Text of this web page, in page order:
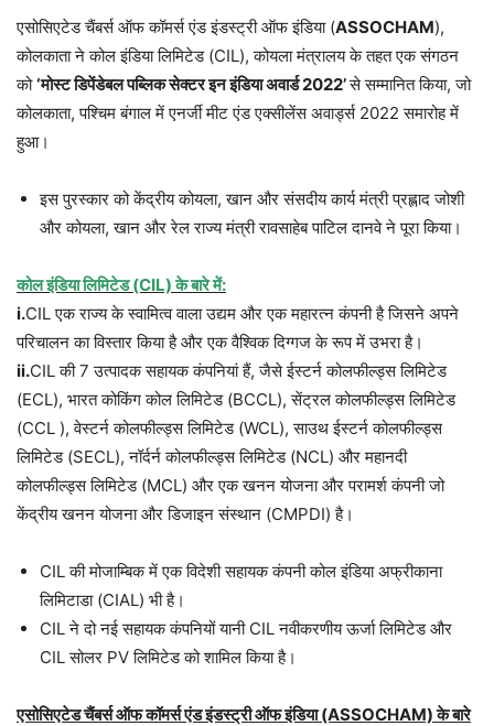
एसोसिएटेड चैंबर्स ऑफ कॉमर्स एंड इंडस्ट्री ऑफ इंडिया (ASSOCHAM),
कोलकाता ने कोल इंडिया लिमिटेड (CIL), कोयला मंत्रालय के तहत एक संगठन
को‘मोस्ट डिपेंडेबल पब्लिक सेक्टर इन इंडिया अवार्ड 2022’से सम्मानित किया, जो
कोलकाता, पश्चिम बंगाल में एनर्जी मीट एंड एक्सीलेंस अवार्ड्स 2022 समारोह में
हुआ।
इस पुरस्कार को केंद्रीय कोयला, खान और संसदीय कार्य मंत्री प्रह्लाद जोशी
और कोयला, खान और रेल राज्य मंत्री रावसाहेब पाटिल दानवे ने पूरा किया।
कोल इंडिया लिमिटेड (CIL) के बारे में:
i.CIL एक राज्य के स्वामित्व वाला उद्यम और एक महारत्न कंपनी है जिसने अपने
परिचालन का विस्तार किया है और एक वैश्विक दिग्गज के रूप में उभरा है।
ii.CIL की 7 उत्पादक सहायक कंपनियां हैं, जैसे ईस्टर्न कोलफील्ड्स लिमिटेड
(ECL), भारत कोकिंग कोल लिमिटेड (BCCL), सेंट्रल कोलफील्ड्स लिमिटेड
(CCL ), वेस्टर्न कोलफील्ड्स लिमिटेड (WCL), साउथ ईस्टर्न कोलफील्ड्स
लिमिटेड (SECL), नॉर्दर्न कोलफील्ड्स लिमिटेड (NCL) और महानदी
कोलफील्ड्स लिमिटेड (MCL) और एक खनन योजना और परामर्श कंपनी जो
केंद्रीय खनन योजना और डिजाइन संस्थान (CMPDI) है।
CIL की मोजाम्बिक में एक विदेशी सहायक कंपनी कोल इंडिया अफ्रीकाना
लिमिटाडा (CIAL) भी है।
CIL ने दो नई सहायक कंपनियों यानी CIL नवीकरणीय ऊर्जा लिमिटेड और
CIL सोलर PV लिमिटेड को शामिल किया है।
एसोसिएटेड चैंबर्स ऑफ कॉमर्स एंड इंडस्ट्री ऑफ इंडिया (ASSOCHAM) के बारे